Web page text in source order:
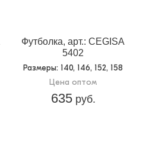
Футболка, арт.: CEGISA
5402
Размеры: 140, 146, 152, 158
Цена оптом
635руб.